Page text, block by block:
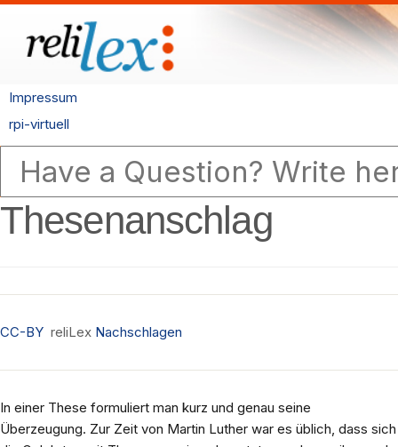
Impressum
rpi-virtuell
Thesenanschlag
CC-BY reliLex Nachschlagen
In einer These formuliert man kurz und genau seine
Überzeugung. Zur Zeit von Martin Luther war es üblich, dass sich